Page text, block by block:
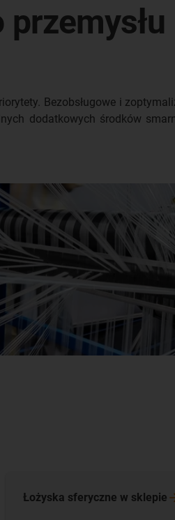
Bezobsługowe i
dodatkowych środków
Łożyska sferyczne w sklepie